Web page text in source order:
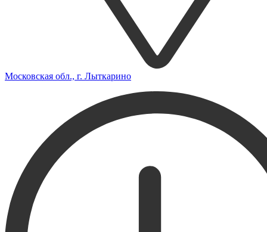
Московская обл., г. Лыткарино